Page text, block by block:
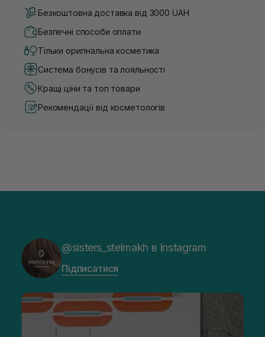
Безкоштовна доставка від 3000 UAH
Безпечні способи оплати
Тільки оригінальна косметика
Система бонусів та лояльності
Кращі ціни та топ товари
Рекомендації від косметологів
@sisters_stelmakh в Instagram
Підписатися